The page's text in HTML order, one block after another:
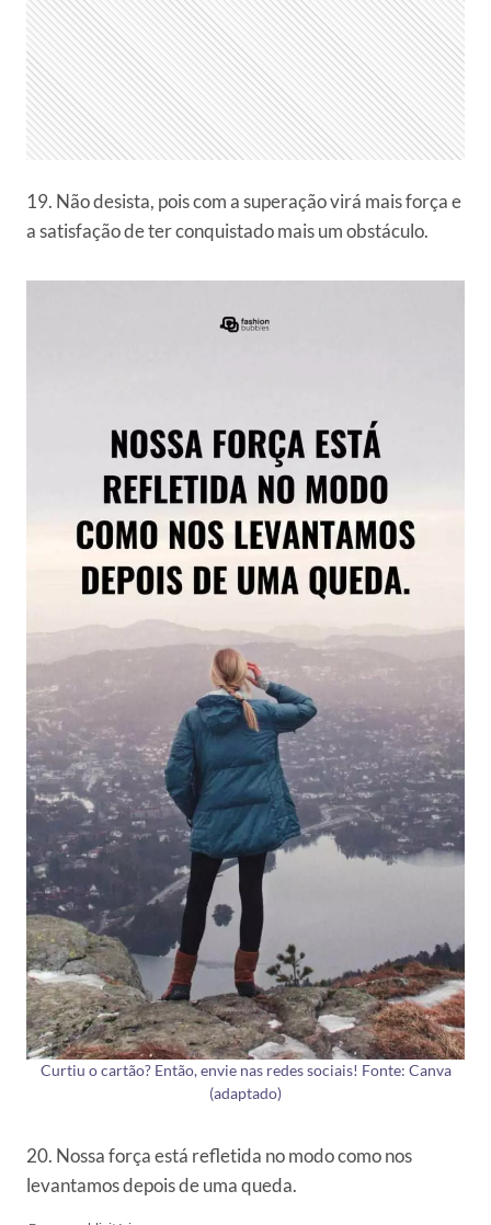
19. Não desista, pois com a superação virá mais força e
a satisfação de ter conquistado mais um obstáculo.
Curtiu o cartão? Então, envie nas redes sociais! Fonte: Canva
(adaptado)
20. Nossa força está refletida no modo como nos
levantamos depois de uma queda.